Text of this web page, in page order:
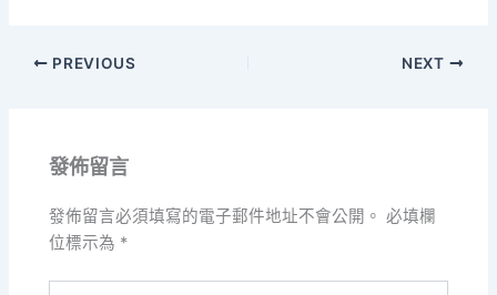
PREVIOUS NEXT
發佈留言
發佈留言必須填寫的電子郵件地址不會公開。 必填欄
位標示為 *